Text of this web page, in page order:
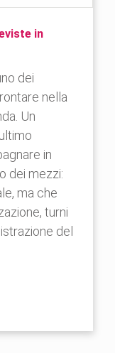
in
dei
nella
Un
in
dei mezzi:
ma che
turni
del